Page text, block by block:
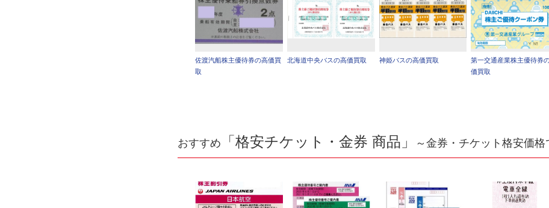
佐渡汽船株主優待券の高価買
取
北海道中央バスの高価買取 神姫バスの高価買取
第一交通産業株主優待券
価買取
おすすめ 「格安チケット・金券 商品」 ～金券・チケット格安価格